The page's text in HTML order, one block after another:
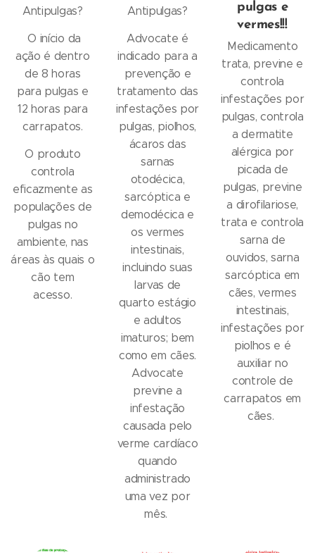
Antipulgas?
O início da
ação é dentro
de 8 horas
para pulgas e
12 horas para
carrapatos.
O produto
controla
eficazmente as
populações de
pulgas no
ambiente, nas
áreas às quais o
cão tem
acesso.
Antipulgas?
Advocate é
indicado para a
prevenção e
tratamento das
infestações por
pulgas, piolhos,
ácaros das
sarnas
otodécica,
sarcóptica e
demodécica e
os vermes
intestinais,
incluindo suas
larvas de
quarto estágio
e adultos
imaturos; bem
como em cães.
Advocate
previne a
infestação
causada pelo
verme cardíaco
quando
administrado
uma vez por
mês.
pulgas e
vermes!!!
Medicamento
trata, previne e
controla
infestações por
pulgas, controla
a dermatite
alérgica por
picada de
pulgas, previne
a dirofilariose,
trata e controla
sarna de
ouvidos, sarna
sarcóptica em
cães, vermes
intestinais,
infestações por
piolhos e é
auxiliar no
controle de
carrapatos em
cães.